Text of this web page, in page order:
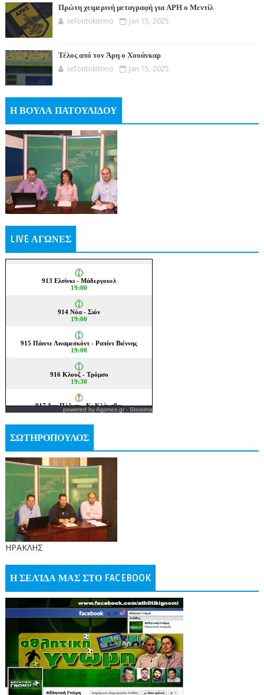
Πρώτη χειμερινή μεταγραφή για ΑΡΗ ο Μεντίλ
sefontokitrino Jan 15, 2025
Τέλος από τον Άρη ο Χουάνκαρ
sefontokitrino Jan 15, 2025
Η ΒΟΥΛΑ ΠΑΤΟΥΛΙΔΟΥ
LIVE ΑΓΩΝΕΣ
powered byAgones.gr- Stoixima
ΣΩΤΗΡΟΠΟΥΛΟΣ
ΗΡΑΚΛΗΣ
Η ΣΕΛΊΔΑ ΜΑΣ ΣΤΟ FACEBOOK